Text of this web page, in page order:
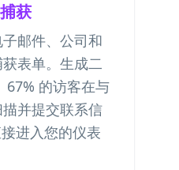
获
邮件、公司和
表单。生成二
67% 的访客在与
并提交联系信
进入您的仪表